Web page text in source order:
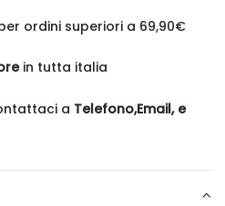
ordini superiori a 69,90€
in tutta italia
a Telefono,Email, e